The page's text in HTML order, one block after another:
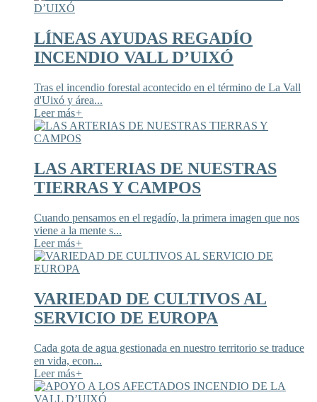
LÍNEAS AYUDAS REGADÍO
INCENDIO VALL D’UIXÓ
Tras el incendio forestal acontecido en el término de La Vall
d'Uixó y área...
Leer más+
LAS ARTERIAS DE NUESTRAS
TIERRAS Y CAMPOS
Cuando pensamos en el regadío, la primera imagen que nos
viene a la mente s...
Leer más+
VARIEDAD DE CULTIVOS AL
SERVICIO DE EUROPA
Cada gota de agua gestionada en nuestro territorio se traduce
en vida, econ...
Leer más+